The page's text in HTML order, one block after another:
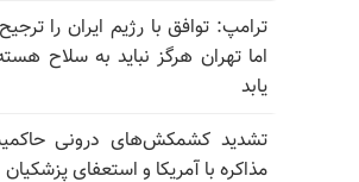
ترامپ: توافق با رژیم ایران را
اما تهران هرگز نباید به سلاح
یابد
تشدید کشمکش‌های درونی
مذاکره با آمریکا و استعفای پزشکیان